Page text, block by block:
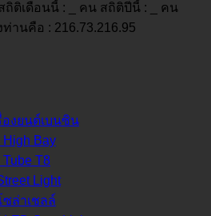
ถิติเดือนนี้ : คน สถิติปีนี้ :
คน
านคือ : 216.73.216.95
งยนต์เบนซิน
Bay
T8
Light
ล่าเชลล์